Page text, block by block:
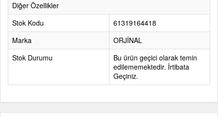
Diğer Özellikler
Stok Kodu
61319164418
Marka
ORJİNAL
Stok Durumu
Bu ürün geçici olarak temin
edilememektedir. İrtibata
Geçiniz.